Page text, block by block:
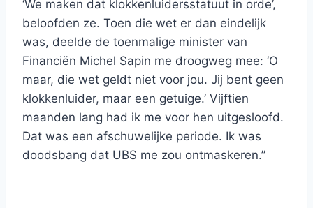
‘We maken dat klokkenluidersstatuut in orde’,
beloofden ze. Toen die wet er dan eindelijk
was, deelde de toenmalige minister van
Financiën Michel Sapin me droogweg mee: ‘O
maar, die wet geldt niet voor jou. Jij bent geen
klokkenluider, maar een getuige.’ Vijftien
maanden lang had ik me voor hen uitgesloofd.
Dat was een afschuwelijke periode. Ik was
doodsbang dat UBS me zou ontmaskeren.”